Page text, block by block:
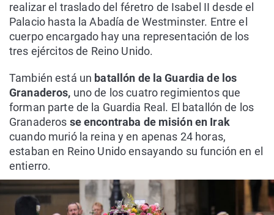
realizar el traslado del féretro de Isabel II desde el
Palacio hasta la Abadía de Westminster. Entre el
cuerpo encargado hay una representación de los
tres ejércitos de Reino Unido.
También está un batallón de la Guardia de los
Granaderos, uno de los cuatro regimientos que
forman parte de la Guardia Real. El batallón de los
Granaderos se encontraba de misión en Irak
cuando murió la reina y en apenas 24 horas,
estaban en Reino Unido ensayando su función en el
entierro.